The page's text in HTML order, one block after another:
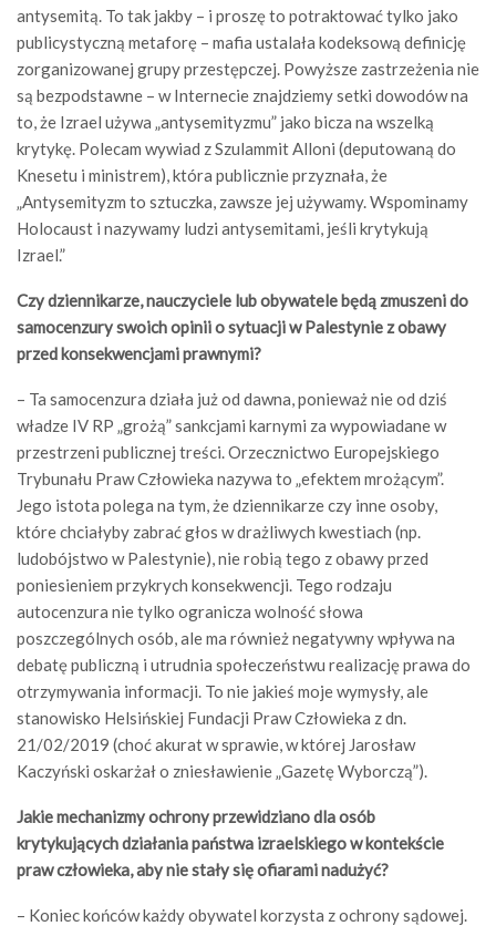
antysemitą. To tak jakby – i proszę to potraktować tylko jako
publicystyczną metaforę – mafia ustalała kodeksową definicję
zorganizowanej grupy przestępczej. Powyższe zastrzeżenia nie
są bezpodstawne – w Internecie znajdziemy setki dowodów na
to, że Izrael używa „antysemityzmu” jako bicza na wszelką
krytykę. Polecam wywiad z Szulammit Alloni (deputowaną do
Knesetu i ministrem), która publicznie przyznała, że
„Antysemityzm to sztuczka, zawsze jej używamy. Wspominamy
Holocaust i nazywamy ludzi antysemitami, jeśli krytykują
Izrael.”
Czy dziennikarze, nauczyciele lub obywatele będą zmuszeni do
samocenzury swoich opinii o sytuacji w Palestynie z obawy
przed konsekwencjami prawnymi?
– Ta samocenzura działa już od dawna, ponieważ nie od dziś
władze IV RP „grożą” sankcjami karnymi za wypowiadane w
przestrzeni publicznej treści. Orzecznictwo Europejskiego
Trybunału Praw Człowieka nazywa to „efektem mrożącym”.
Jego istota polega na tym, że dziennikarze czy inne osoby,
które chciałyby zabrać głos w drażliwych kwestiach (np.
ludobójstwo w Palestynie), nie robią tego z obawy przed
poniesieniem przykrych konsekwencji. Tego rodzaju
autocenzura nie tylko ogranicza wolność słowa
poszczególnych osób, ale ma również negatywny wpływa na
debatę publiczną i utrudnia społeczeństwu realizację prawa do
otrzymywania informacji. To nie jakieś moje wymysły, ale
stanowisko Helsińskiej Fundacji Praw Człowieka z dn.
21/02/2019 (choć akurat w sprawie, w której Jarosław
Kaczyński oskarżał o zniesławienie „Gazetę Wyborczą”).
Jakie mechanizmy ochrony przewidziano dla osób
krytykujących działania państwa izraelskiego w kontekście
praw człowieka, aby nie stały się ofiarami nadużyć?
– Koniec końców każdy obywatel korzysta z ochrony sądowej.